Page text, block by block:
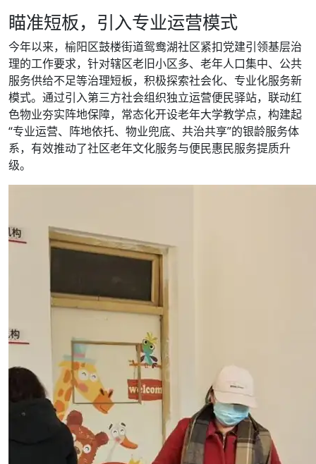
瞄准短板，引入专业运营模式
今年以来，榆阳区鼓楼街道鸳鸯湖社区紧扣党建引领基层治
理的工作要求，针对辖区老旧小区多、老年人口集中、公共
服务供给不足等治理短板，积极探索社会化、专业化服务新
模式。通过引入第三方社会组织独立运营便民驿站，联动红
色物业夯实阵地保障，常态化开设老年大学教学点，构建起
“专业运营、阵地依托、物业兜底、共治共享”的银龄服务体
系，有效推动了社区老年文化服务与便民惠民服务提质升
级。